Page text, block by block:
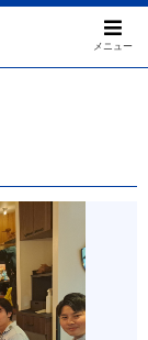
メニュー